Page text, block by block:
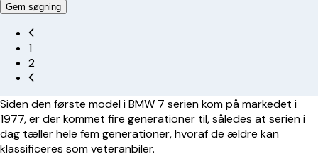
Gem søgning
1
2
Siden den første model i BMW 7 serien kom på markedet i
1977, er der kommet fire generationer til, således at serien i
dag tæller hele fem generationer, hvoraf de ældre kan
klassificeres som veteranbiler.